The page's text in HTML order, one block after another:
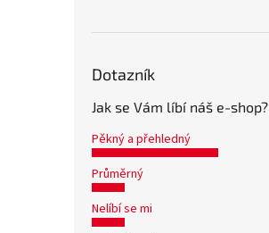
Dotazník
Jak se Vám líbí náš e-shop?
Pěkný a přehledný
Průměrný
Nelíbí se mi